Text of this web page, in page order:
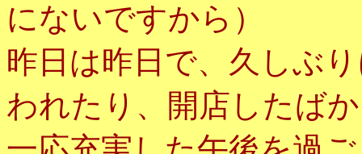
にないですから）
昨日は昨日で、久しぶ
われたり、開店したば